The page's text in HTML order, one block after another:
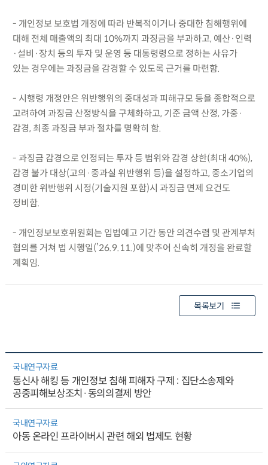
- 개인정보 보호법 개정에 따라 반복적이거나 중대한 침해행위에
대해 전체 매출액의 최대 10%까지 과징금을 부과하고, 예산·인력
·설비·장치 등의 투자 및 운영 등 대통령령으로 정하는 사유가
있는 경우에는 과징금을 감경할 수 있도록 근거를 마련함.
- 시행령 개정안은 위반행위의 중대성과 피해규모 등을 종합적으로
고려하여 과징금 산정방식을 구체화하고, 기준 금액 산정, 가중·
감경, 최종 과징금 부과 절차를 명확히 함.
- 과징금 감경으로 인정되는 투자 등 범위와 감경 상한(최대 40%),
감경 불가 대상(고의·중과실 위반행위 등)을 설정하고, 중소기업의
경미한 위반행위 시정(기술지원 포함)시 과징금 면제 요건도
정비함.
- 개인정보보호위원회는 입법예고 기간 동안 의견수렴 및 관계부처
협의를 거쳐 법 시행일(’26.9.11.)에 맞추어 신속히 개정을 완료할
계획임.
목록보기
국내연구자료
통신사 해킹 등 개인정보 침해 피해자 구제 : 집단소송제와
공중피해보상조치·동의의결제 방안
국내연구자료
아동 온라인 프라이버시 관련 해외 법제도 현황